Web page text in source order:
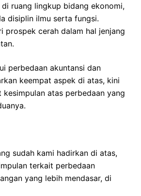
di ruang lingkup bidang ekonomi,
disiplin ilmu serta fungsi.
prospek cerah dalam hal jenjang
perbedaan akuntansi dan
keempat aspek di atas, kini
kesimpulan atas perbedaan yang
sudah kami hadirkan di atas,
terkait perbedaan
yang lebih mendasar, di